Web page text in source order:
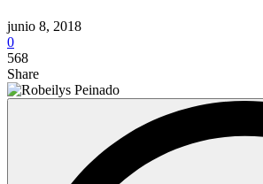
junio 8, 2018
0
568
Share